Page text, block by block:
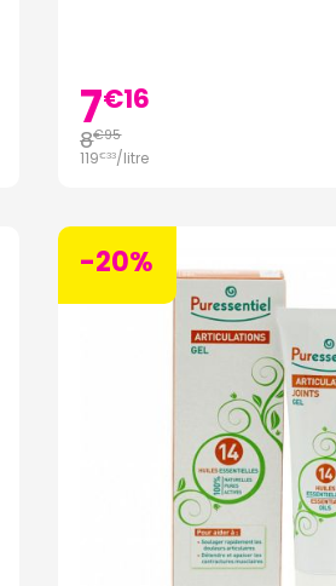
7€16
8€95
119€33/litre
-20%